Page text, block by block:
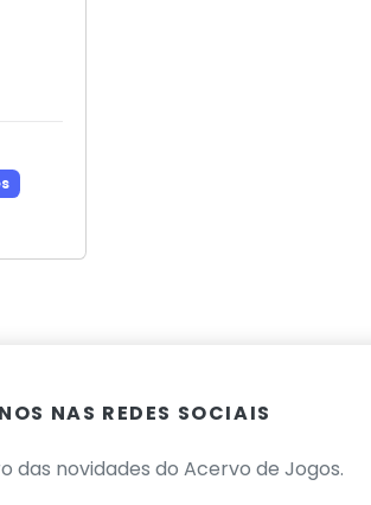
NAS REDES SOCIAIS
das novidades do Acervo de Jogos.